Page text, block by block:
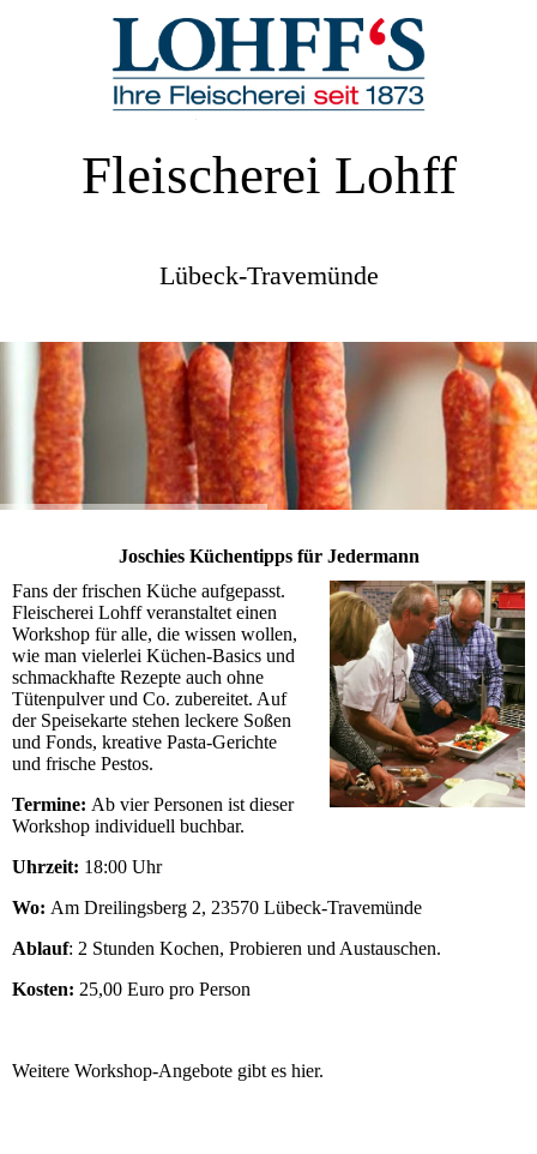
Fleischerei Lohff
Lübeck-Travemünde
Joschies Küchentipps für Jedermann
Fans der frischen Küche aufgepasst.
Fleischerei Lohff veranstaltet einen
Workshop für alle, die wissen wollen,
wie man vielerlei Küchen-Basics und
schmackhafte Rezepte auch ohne
Tütenpulver und Co. zubereitet. Auf
der Speisekarte stehen leckere Soßen
und Fonds, kreative Pasta-Gerichte
und frische Pestos.
Termine: Ab vier Personen ist dieser
Workshop individuell buchbar.
Uhrzeit: 18:00 Uhr
Wo: Am Dreilingsberg 2, 23570 Lübeck-Travemünde
Ablauf: 2 Stunden Kochen, Probieren und Austauschen.
Kosten: 25,00 Euro pro Person
Weitere Workshop-Angebote gibt es hier.